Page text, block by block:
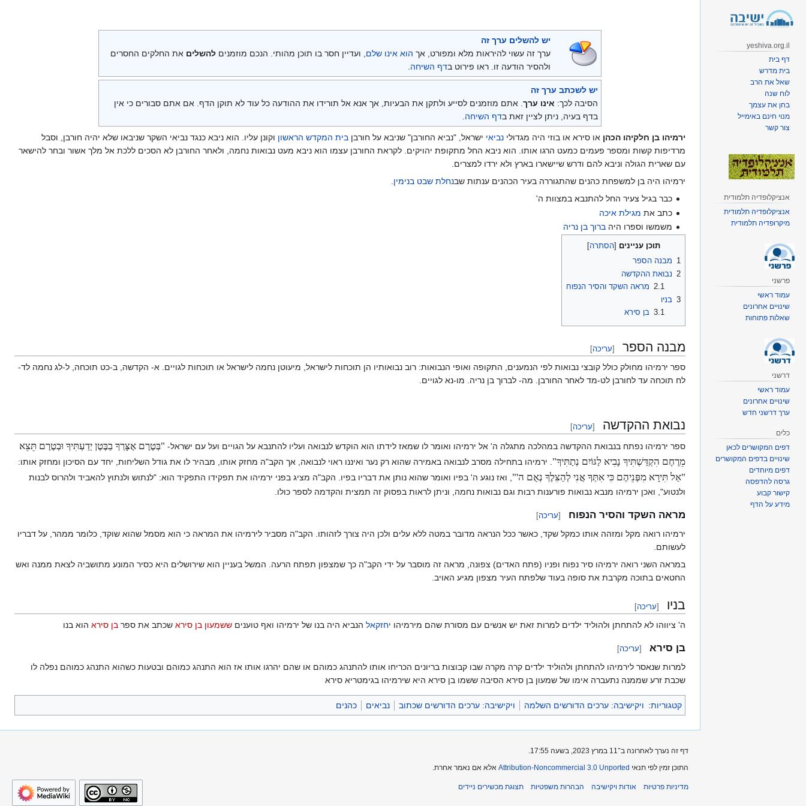
יש להשלים ערך זה
ערך זה עשוי להיראות מלא ומפורט, אך הוא אינו שלם, ועדיין חסר בו תוכן מהותי. הנכם מוזמנים להשלים את החלקים החסרים
ולהסיר הודעה זו. ראו פירוט בדף השיחה.
יש לשכתב ערך זה
הסיבה לכך: אינו ערך. אתם מוזמנים לסייע ולתקן את הבעיות, אך אנא אל תורידו את ההודעה כל עוד לא תוקן הדף. אם אתם סבורים כי אין
בדף בעיה, ניתן לציין זאת בדף השיחה.
ירמיהו בן חלקיהו הכהן או סירא או בוזי היה מגדולי נביאי ישראל, "נביא החורבן" שניבא על חורבן בית המקדש הראשון וקונן עליו. הוא ניבא כנגד נביאי השקר שניבאו שלא יהיה חורבן, וסבל
מרדיפות קשות ומספר פעמים כמעט הרגו אותו. הוא ניבא החל מתקופת יהויקים. לקראת החורבן עצמו הוא ניבא מעט נבואות נחמה, ולאחר החורבן לא הסכים ללכת אל מלך אשור ובחר להישאר
עם שארית הגולה וניבא להם ודרש שיישארו בארץ ולא ירדו למצרים.
ירמיהו היה בן למשפחת כהנים שהתגוררה בעיר הכהנים ענתות שבנחלת שבט בנימין.
כבר בגיל צעיר החל להתנבא במצוות ה'
כתב את מגילת איכה
משמשו וספרו היהברוך בן נריה
תוכן עניינים
1 מבנה הספר
2 נבואת ההקדשה
2.1 מראה השקד והסיר הנפוח
3 בניו
3.1 בן סירא
מבנה הספר [עריכה]
ספר ירמיהו מחולק כולל קובצי נבואות לפי הנמענים, התקופה ואופי הנבואות: רוב נבואותיו הן תוכחות לישראל, מיעוטן נחמה לישראל או תוכחות לגויים. א- הקדשה, ב-כט תוכחה, ל-לג נחמה לד-
לח תוכחה עד לחורבן לט-מד לאחר החורבן. מה- לברוך בן נריה. מו-נא לגויים.
נבואת ההקדשה [עריכה]
ספר ירמיהו נפתח בנבואת ההקדשה במהלכה מתגלה ה' אל ירמיהו ואומר לו שמאז לידתו הוא הוקדש לנבואה ועליו להתנבא על הגויים ועל עם ישראל- "בְּטֶרֶם אֶצָּרְךָ בַבֶּטֶן יְדַעְתִּיךָ וּבְטֶרֶם תֵּצֵא
מֵרֶחֶם הִקְדַּשְׁתִּיךָ נָבִיא לַגּוֹיִם נְתַתִּיךָ" . ירמיהו בתחילה מסרב לנבואה באמירה שהוא רק נער ואיננו ראוי לנבואה, אך הקב"ה מחזק אותו, מבהיר לו את גודל השליחות, יחד עם הסיכון ומחזק אותו:
"אַל תִּירָא מִפְּנֵיהֶם כִּי אִתְּךָ אֲנִי לְהַצִּלֶךָ נְאֻם ה'" , ואז נוגע ה' בפיו ואומר שהוא נותן את דבריו בפיו. הקב"ה מציג בפני ירמיהו את תפקידו התפקיד הוא: "לנתוש ולנתוץ להאביד ולהרוס לבנות
ולנטוע", ואכן ירמיהו מנבא נבואות פורענות רבות וגם נבואות נחמה, וניתן לראות בפסוק זה תמצית והקדמה לספר כולו.
מראה השקד והסיר הנפוח [עריכה]
ירמיהו רואה מקל ומזהה אותו כמקל שקד, כאשר ככל הנראה מדובר במטה ללא עלים ולכן היה צורך לזהותו. הקב"ה מסביר לירמיהו את המראה כי הוא מסמל שהוא שוקד, כלומר ממהר, על דבריו
לעשותם.
במראה השני רואה ירמיהו סיר נפוח ופניו (פתח האדים) צפונה, מראה זה מוסבר על ידי הקב"ה כך שמצפון תפתח הרעה. המשל בעניין הוא שירושלים היא כסיר המונע מתושביה לצאת ממנה ואש
החטאים בתוכה מקרבת את סופה בעוד שלפתח העיר מצפון מגיע האויב.
בניו [עריכה]
ה' ציווהו לא להתחתן ולהוליד ילדים למרות זאת יש אנשים עם מסורת שהם מירמיהו יחזקאל הנביא היה בנו של ירמיהו ואף טוענים ששמעון בן סירא שכתב את ספר בן סירא הוא בנו
בן סירא [עריכה]
למרות שנאסר לירמיהו להתחתן ולהוליד ילדים קרה מקרה שבו קבוצות בריונים הכריחו אותו להתנהג כמוהם או שהם יהרגו אותו אז הוא התנהג כמוהם ובטעות כשהוא התנהג כמוהם נפלה לו
שכבת זרע שממנה נתעברה אימו של שמעון בן סירא הסיבה ששמו בן סירא היא שירמיהו בגימטריא סירא
קטגוריות: ויקישיבה: ערכים הדורשים השלמה ויקישיבה: ערכים הדורשים שכתוב נביאים כהנים
yeshiva.org.il
דף בית
בית מדרש
שאל את הרב
לוח שנה
בחן את עצמך
מנוי חינם באימייל
צור קשר
אנציקלופדיה תלמודית
אנציקלופדיה תלמודית
מיקרופדיה תלמודית
פרשני
עמוד ראשי
שינויים אחרונים
שאלות פתוחות
דרשני
עמוד ראשי
שינויים אחרונים
ערך דרשני חדש
כלים
דפים המקושרים לכאן
שינויים בדפים המקושרים
דפים מיוחדים
גרסה להדפסה
קישור קבוע
מידע על הדף
דף זה נערך לאחרונה ב־11 במרץ 2023, בשעה 17:55.
התוכן זמין לפי תנאי Attribution-Noncommercial 3.0 Unported אלא אם נאמר אחרת.
מדיניות פרטיות אודות ויקישיבה הבהרות משפטיות תצוגת מכשירים ניידים